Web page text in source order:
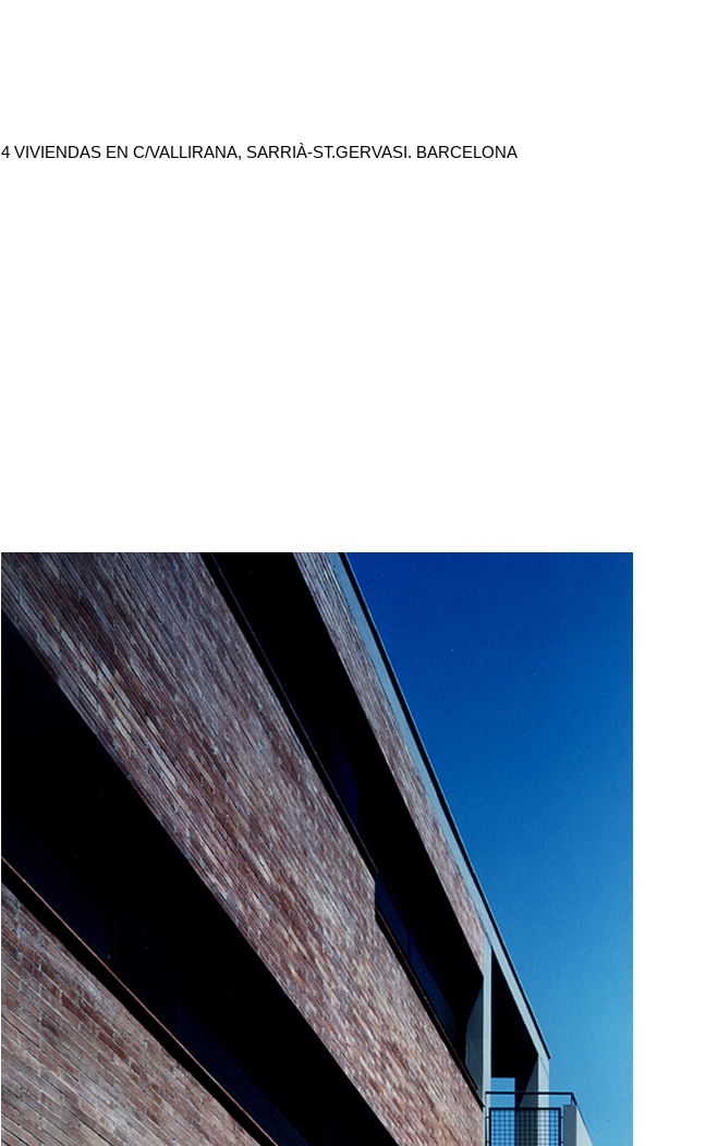
4 VIVIENDAS EN C/VALLIRANA, SARRIÀ-ST.GERVASI. BARCELONA